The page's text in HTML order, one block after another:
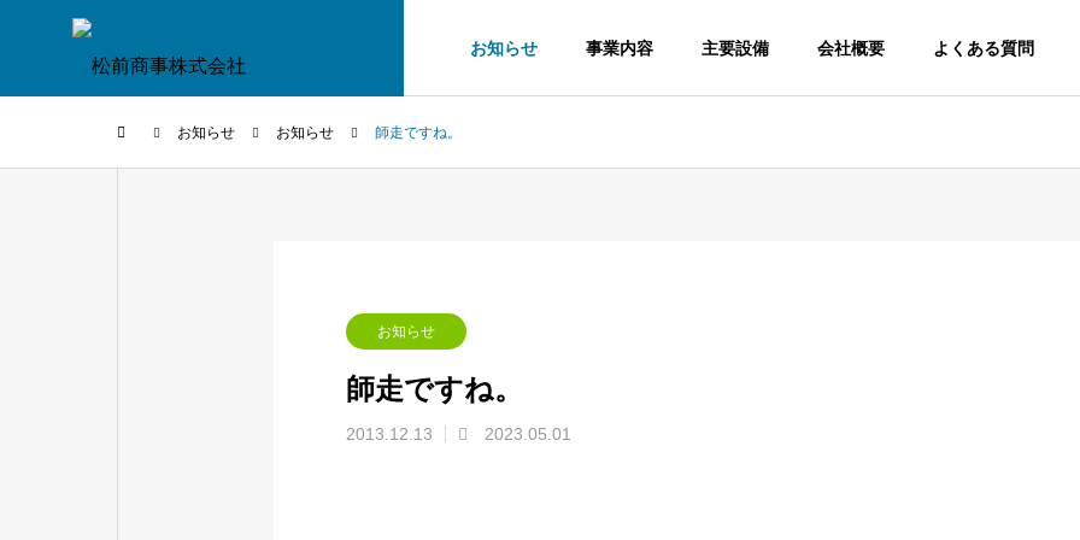
お知らせ 事業内容 主要設備 会社概要 よくある質問
お知らせ お知らせ 師走ですね。
お知らせ
師走ですね。
2013.12.13 2023.05.01